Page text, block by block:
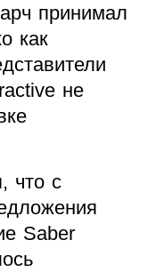
принимал
как
не
что с
Saber